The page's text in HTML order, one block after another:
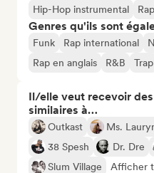
Hip-Hop instrumental
Genres qu'ils sont
Funk Rap international
Rap en anglais
R&B Trap
Il/elle veut recevoir
similaires à…
Outkast Ms.
38 Spesh
Dr. Dre
Slum Village
Afficher